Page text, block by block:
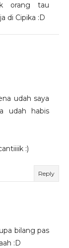
orang tau
di Cipika :D
udah saya
udah habis
:)
Reply
bilang pas
:D